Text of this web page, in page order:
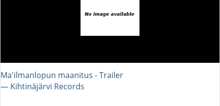
Ma'ilmanlopun maanitus - Trailer
― Kihtinäjärvi Records